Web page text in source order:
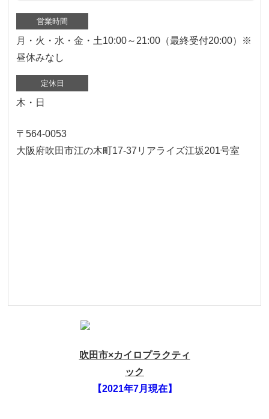
営業時間
月・火・水・金・土10:00～21:00（最終受付20:00）※
昼休みなし
定休日
木・日
〒564-0053
大阪府吹田市江の木町17‐37リアライズ江坂201号室
吹田市×カイロプラクティ
ック
【2021年7月現在】